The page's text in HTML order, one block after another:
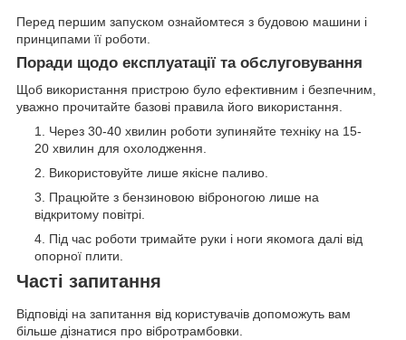
Перед першим запуском ознайомтеся з будовою машини і
принципами її роботи.
Поради щодо експлуатації та обслуговування
Щоб використання пристрою було ефективним і безпечним,
уважно прочитайте базові правила його використання.
Через 30-40 хвилин роботи зупиняйте техніку на 15-
20 хвилин для охолодження.
Використовуйте лише якісне паливо.
Працюйте з бензиновою віброногою лише на
відкритому повітрі.
Під час роботи тримайте руки і ноги якомога далі від
опорної плити.
Часті запитання
Відповіді на запитання від користувачів допоможуть вам
більше дізнатися про вібротрамбовки.